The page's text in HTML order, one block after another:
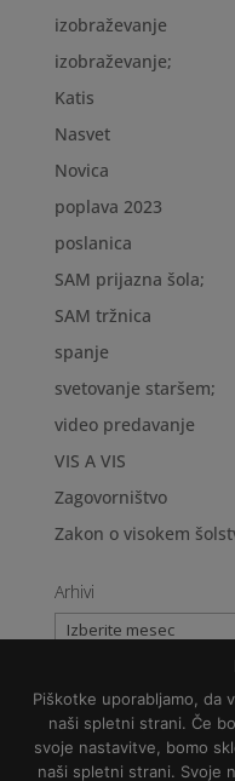
izobraževanje
izobraževanje;
Katis
Nasvet
Novica
poplava 2023
poslanica
SAM prijazna šola;
SAM tržnica
spanje
svetovanje staršem;
video predavanje
VIS A VIS
Zagovorništvo
Zakon o visokem
Arhivi
Arhivi
Politika
Piškotke uporabljamo, da
naši spletni strani. Če
svoje nastavitve, bomo
naši spletni strani. Svoje